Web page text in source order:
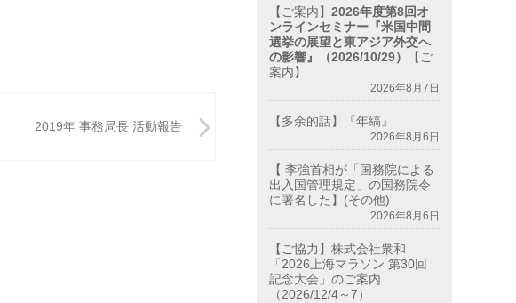
2019年 事務局長 活動報告
【ご案内】2026年度第8回オ
ンラインセミナー『米国中間
選挙の展望と東アジア外交へ
の影響』（2026/10/29）
【ご
案内】
2026年8月7日
【多余的話】『年縞』
2026年8月6日
【 李強首相が「国務院による
出入国管理規定」の国務院令
に署名した】(その他)
2026年8月6日
【ご協力】株式会社衆和
「2026上海マラソン 第30回
記念大会」のご案内
（2026/12/4～7）